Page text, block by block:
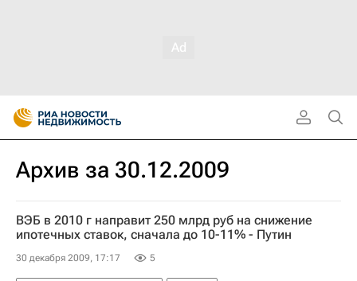
Архив за 30.12.2009
ВЭБ в 2010 г направит 250 млрд руб на снижение
ипотечных ставок, сначала до 10-11% - Путин
30 декабря 2009, 17:17 5